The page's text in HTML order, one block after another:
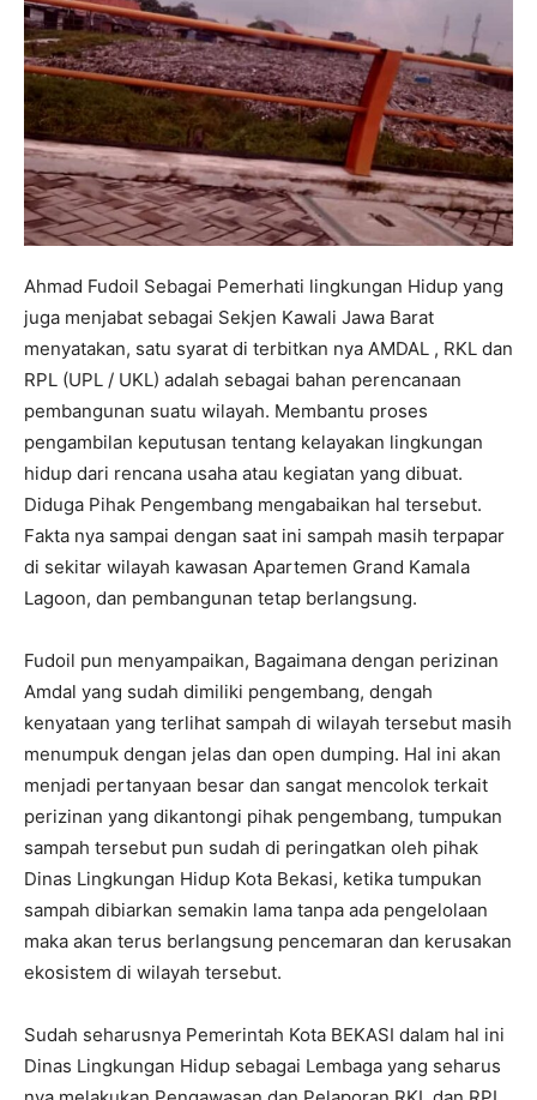
Ahmad Fudoil Sebagai Pemerhati lingkungan Hidup yang
juga menjabat sebagai Sekjen Kawali Jawa Barat
menyatakan, satu syarat di terbitkan nya AMDAL , RKL dan
RPL (UPL / UKL) adalah sebagai bahan perencanaan
pembangunan suatu wilayah. Membantu proses
pengambilan keputusan tentang kelayakan lingkungan
hidup dari rencana usaha atau kegiatan yang dibuat.
Diduga Pihak Pengembang mengabaikan hal tersebut.
Fakta nya sampai dengan saat ini sampah masih terpapar
di sekitar wilayah kawasan Apartemen Grand Kamala
Lagoon, dan pembangunan tetap berlangsung.
Fudoil pun menyampaikan, Bagaimana dengan perizinan
Amdal yang sudah dimiliki pengembang, dengah
kenyataan yang terlihat sampah di wilayah tersebut masih
menumpuk dengan jelas dan open dumping. Hal ini akan
menjadi pertanyaan besar dan sangat mencolok terkait
perizinan yang dikantongi pihak pengembang, tumpukan
sampah tersebut pun sudah di peringatkan oleh pihak
Dinas Lingkungan Hidup Kota Bekasi, ketika tumpukan
sampah dibiarkan semakin lama tanpa ada pengelolaan
maka akan terus berlangsung pencemaran dan kerusakan
ekosistem di wilayah tersebut.
Sudah seharusnya Pemerintah Kota BEKASI dalam hal ini
Dinas Lingkungan Hidup sebagai Lembaga yang seharus